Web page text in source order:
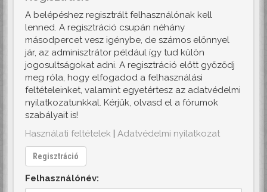
A belépéshez regisztrált felhasználónak kell
lenned. A regisztráció csupán néhány
másodpercet vesz igénybe, de számos előnnyel
jár, az adminisztrátor például így tud külön
jogosultságokat adni. A regisztráció előtt győződj
meg róla, hogy elfogadod a felhasználási
feltételeinket, valamint egyetértesz az adatvédelmi
nyilatkozatunkkal. Kérjük, olvasd el a fórumok
szabályait is!
Használati feltételek | Adatvédelmi nyilatkozat
Regisztráció
Felhasználónév: